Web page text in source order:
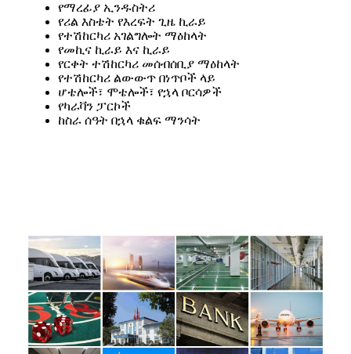
የማረፊያ ኢንዱስትሪ
የሪል እስቴት የእረፍት ጊዜ ኪራይ
የተሽከርካሪ አገልግሎት ማዕከላት
የመኪና ኪራይ እና ኪራይ
የርቀት ተሽከርካሪ መሰብሰቢያ ማዕከላት
የተሽከርካሪ ልውውጥ በነጥቦች ላይ
ሆቴሎች፣ ሞቴሎች፣ የኋላ ቦርሳዎች
የካራቫን ፓርኮች
ከስራ ሰዓት በኋላ ቁልፍ ማንሳት